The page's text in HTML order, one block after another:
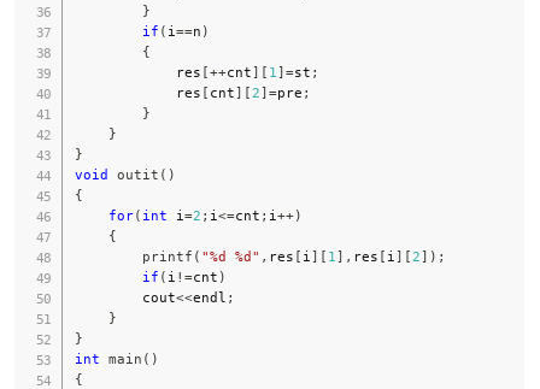
}
if ( i ==n )
{
            res
[++cnt] [ 1 ]=st ;
            res
[ cnt] [2]=pre ;
}
}
}
void outit ( )
{
for( int i =2 ; i <=cnt ; i ++)
{
printf ( "%d %d" , res [ i ] [ 1 ] , res [ i ] [2] ) ;
if ( i !=cnt )
        cout
<<endl ;
}
}
int main ( )
{